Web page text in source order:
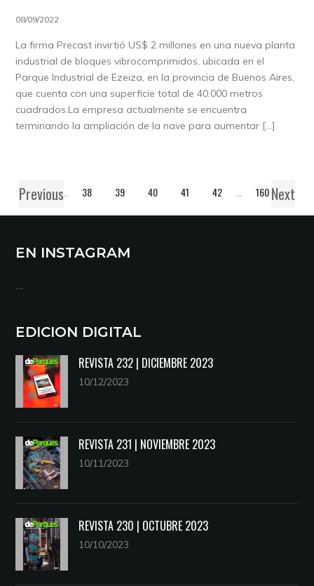
08/09/2022
La firma Precast invirtió US$ 2 millones en una nueva planta
industrial de bloques vibrocomprimidos, ubicada en el
Parque Industrial de Ezeiza, en la provincia de Buenos Aires,
que cuenta con una superficie total de 40.000 metros
cuadrados.La empresa actualmente se encuentra
terminando la ampliación de la nave para aumentar […]
Previous
1 … 38 39 40 41 42 160Next
EN INSTAGRAM
…
EDICION DIGITAL
REVISTA 232 | DICIEMBRE 2023
10/12/2023
REVISTA 231 | NOVIEMBRE 2023
10/11/2023
REVISTA 230 | OCTUBRE 2023
10/10/2023